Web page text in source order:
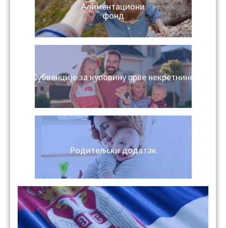
Алиментациони
фонд
Субвенције за куповину прве некретнине
Родитељски додатак